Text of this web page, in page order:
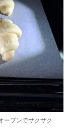
ーブンでサクサク